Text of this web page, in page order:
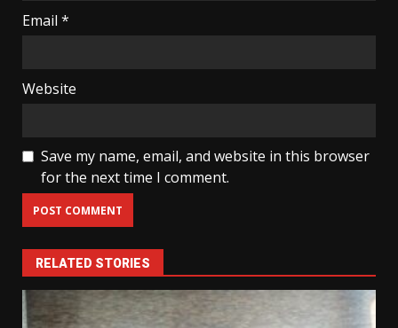
Email *
Website
Save my name, email, and website in this browser
for the next time I comment.
RELATED STORIES